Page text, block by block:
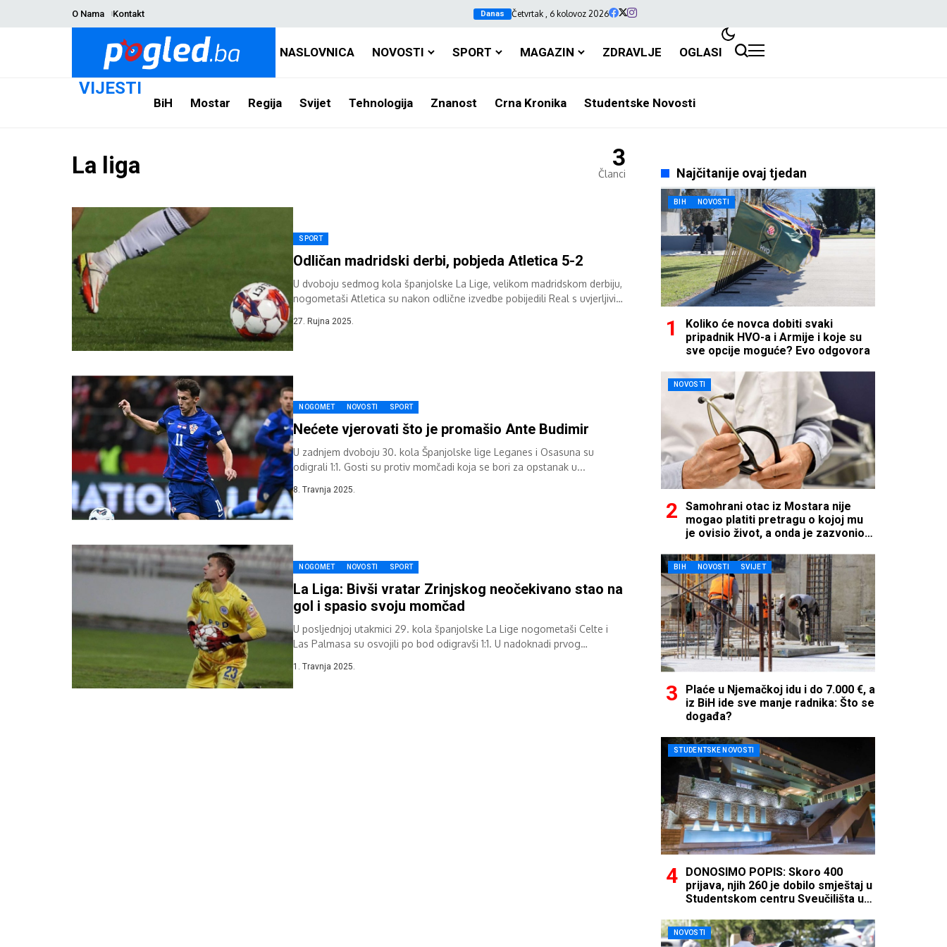
O Nama Kontakt Danas Četvrtak , 6 kolovoz 2026
NASLOVNICA NOVOSTI SPORT MAGAZIN ZDRAVLJE OGLASI
VIJESTI
BiH Mostar Regija Svijet Tehnologija Znanost Crna Kronika Studentske Novosti
La liga 3
Članci
SPORT
Odličan madridski derbi, pobjeda Atletica 5-2
U dvoboju sedmog kola španjolske La Lige, velikom madridskom derbiju,
nogometaši Atletica su nakon odlične izvedbe pobijedili Real s uvjerljivih
27. Rujna 2025.
NOGOMET NOVOSTI SPORT
Nećete vjerovati što je promašio Ante Budimir
U zadnjem dvoboju 30. kola Španjolske lige Leganes i Osasuna su
odigrali 1:1. Gosti su protiv momčadi koja se bori za opstanak u...
8. Travnja 2025.
NOGOMET NOVOSTI SPORT
La Liga: Bivši vratar Zrinjskog neočekivano stao na
gol i spasio svoju momčad
U posljednjoj utakmici 29. kola španjolske La Lige nogometaši Celte i
Las Palmasa su osvojili po bod odigravši 1:1. U nadoknadi prvog
1. Travnja 2025.
Najčitanije ovaj tjedan
BIH NOVOSTI
Koliko će novca dobiti svaki
pripadnik HVO-a i Armije i koje su
sve opcije moguće? Evo odgovora
NOVOSTI
Samohrani otac iz Mostara nije
mogao platiti pretragu o kojoj mu
je ovisio život, a onda je zazvonio
BIH NOVOSTI SVIJET
Plaće u Njemačkoj idu i do 7.000 €, a
iz BiH ide sve manje radnika: Što se
događa?
STUDENTSKE NOVOSTI
DONOSIMO POPIS: Skoro 400
prijava, njih 260 je dobilo smještaj u
Studentskom centru Sveučilišta u
NOVOSTI